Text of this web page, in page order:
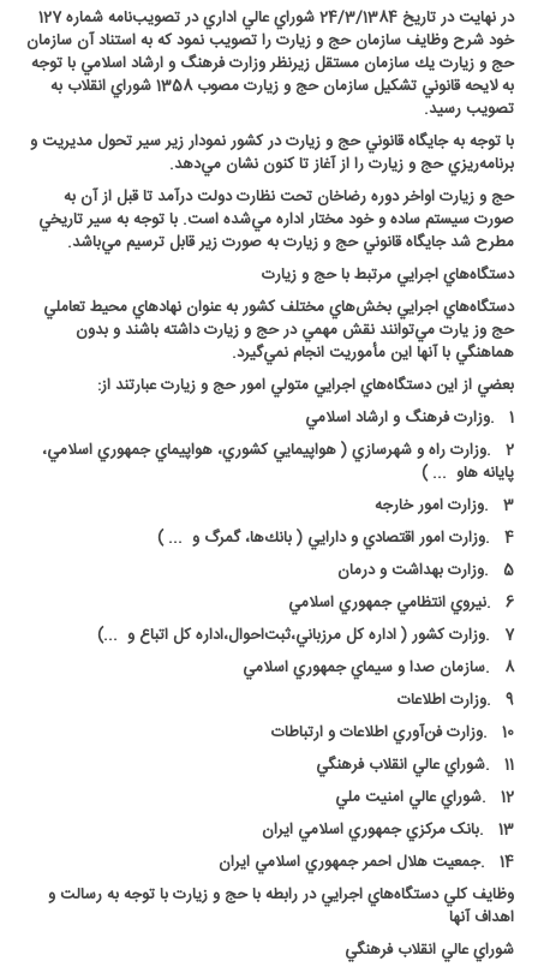
در نهايت در تاريخ 24/3/1384 شوراي عالي اداري در تصويب‌نامه شماره 127
خود شرح وظايف سازمان حج و زيارت را تصويب نمود كه به استناد آن سازمان
حج و زيارت يك سازمان مستقل زيرنظر وزارت فرهنگ و ارشاد اسلامي با توجه
به لايحه قانوني تشكيل سازمان حج و زيارت مصوب 1358 شوراي انقلاب به
تصويب رسيد.
با توجه به جايگاه قانوني حج و زيارت در كشور نمودار زير سير تحول مديريت و
برنامه‌ريزي حج و زيارت را از آغاز تا كنون نشان مي‌دهد.
حج و زيارت اواخر دوره رضاخان تحت نظارت دولت درآمد تا قبل از آن به
صورت سيستم ساده و خود مختار اداره مي‌شده است. با توجه به سير تاريخي
مطرح شد جايگاه قانوني حج و زيارت به صورت زير قابل ترسيم مي‌باشد.
دستگاه‌هاي اجرايي مرتبط با حج و زيارت
دستگاه‌هاي اجرايي بخش‌هاي مختلف كشور به عنوان نهادهاي محيط تعاملي
حج وز يارت مي‌توانند نقش مهمي در حج و زيارت داشته‌ باشند و بدون
هماهنگي با آنها اين مأموريت انجام نمي‌گيرد.
بعضي از اين دستگاه‌هاي اجرايي متولي امور حج و زيارت عبارتند از:
1
.وزارت فرهنگ و ارشاد اسلامي
2
.وزارت راه و شهرسازي ( هواپيمايي كشوري، هواپيماي جمهوري اسلامي،
پايانه هاو ... )
3
.وزارت امور خارجه
4
.وزارت امور اقتصادي و دارايي ( بانك‌ها، گمرگ و ... )
5
.وزارت بهداشت و درمان
6
.نيروي انتظامي جمهوري اسلامي
7
.وزارت كشور ( اداره کل مرزباني،ثبت‌احوال،اداره کل اتباع و ...)
8
.سازمان صدا و سيماي جمهوري اسلامي
9
.وزارت اطلاعات
10
.وزارت فن‌آوري اطلاعات و ارتباطات
11
.شوراي عالي انقلاب فرهنگي
12
.شوراي عالي امنيت ملي
13
.بانک مرکزي جمهوري اسلامي ايران
14
.جمعيت هلال احمر جمهوري اسلامي ايران
وظايف كلي دستگاه‌هاي اجرايي در رابطه با حج و زيارت با توجه به رسالت و
اهداف آنها
شوراي عالي انقلاب فرهنگي